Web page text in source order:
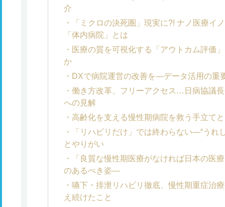
介
「ミクロの決死圏」現実に?! ナノ医療イノベーションセンターが目指す
「体内病院」とは
医療の質を可視化する「アウトカム評価
か
DXで病院運営の改善を―データ活用の重
働き方改革、フリーアクセス…日病協議
への見解
高齢化を支える慢性期病院を救う手立て
「リハビリだけ」では終わらない―“うれ
とやりがい
「良質な慢性期医療がなければ日本の医
のあるべき姿―
嚥下・排泄リハビリ徹底、慢性期重症治
え続けたこと